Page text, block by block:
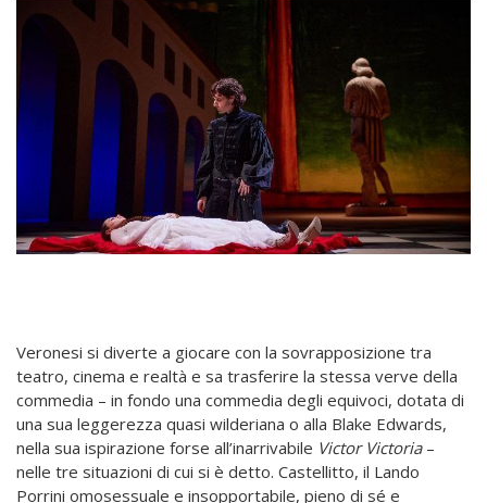
Veronesi si diverte a giocare con la sovrapposizione tra
teatro, cinema e realtà e sa trasferire la stessa verve della
commedia – in fondo una commedia degli equivoci, dotata di
una sua leggerezza quasi wilderiana o alla Blake Edwards,
nella sua ispirazione forse all’inarrivabile Victor Victoria –
nelle tre situazioni di cui si è detto. Castellitto, il Lando
Porrini omosessuale e insopportabile, pieno di sé e